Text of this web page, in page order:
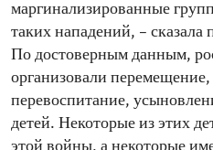
маргинализированные
таких нападений, –
По достоверным данным,
организовали перемещение,
перевоспитание,
детей. Некоторые из этих